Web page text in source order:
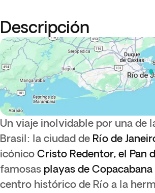
Descripción
Un viaje inolvidable por una de
Brasil: la ciudad de Río de
icónico Cristo Redentor, el Pan
famosas playas de Copacabana
centro histórico de Río a la